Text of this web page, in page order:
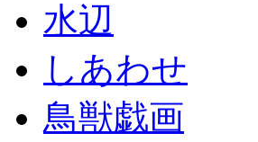
水辺
しあわせ
鳥獣戯画